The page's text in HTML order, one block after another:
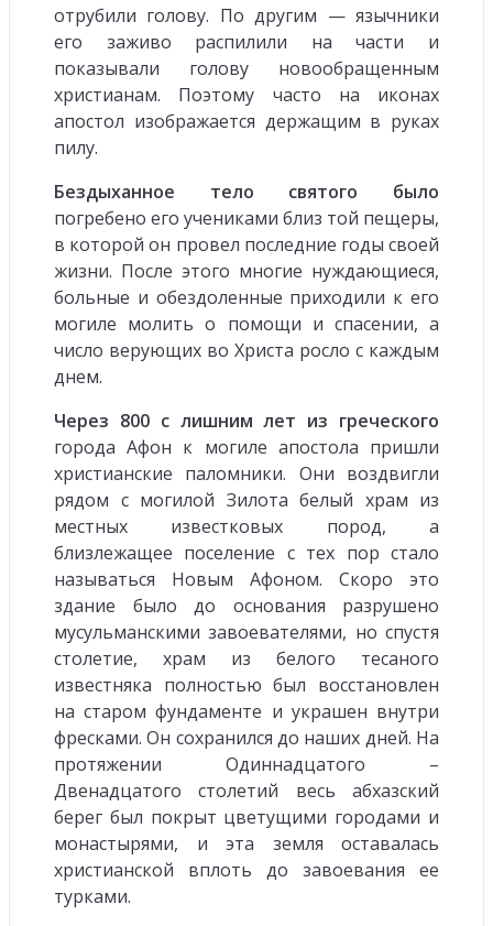
отрубили голову. По другим — язычники
его заживо распилили на части и
показывали голову новообращенным
христианам. Поэтому часто на иконах
апостол изображается держащим в руках
пилу.
Бездыханное тело святого было
погребено его учениками близ той пещеры,
в которой он провел последние годы своей
жизни. После этого многие нуждающиеся,
больные и обездоленные приходили к его
могиле молить о помощи и спасении, а
число верующих во Христа росло с каждым
днем.
Через 800 с лишним лет из греческого
города Афон к могиле апостола пришли
христианские паломники. Они воздвигли
рядом с могилой Зилота белый храм из
местных известковых пород, а
близлежащее поселение с тех пор стало
называться Новым Афоном. Скоро это
здание было до основания разрушено
мусульманскими завоевателями, но спустя
столетие, храм из белого тесаного
известняка полностью был восстановлен
на старом фундаменте и украшен внутри
фресками. Он сохранился до наших дней. На
протяжении Одиннадцатого –
Двенадцатого столетий весь абхазский
берег был покрыт цветущими городами и
монастырями, и эта земля оставалась
христианской вплоть до завоевания ее
турками.